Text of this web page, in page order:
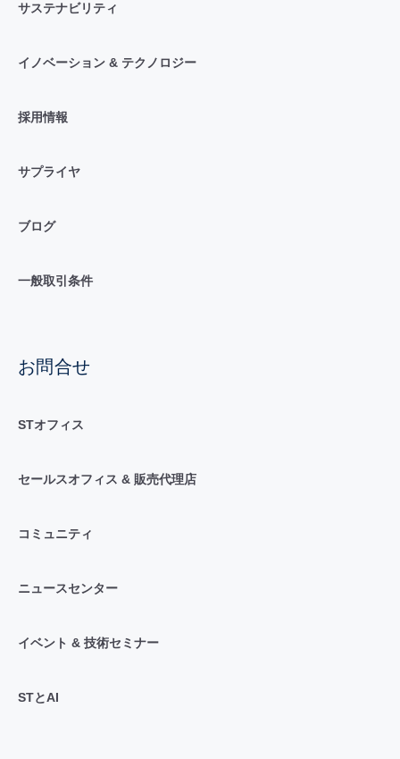
サステナビリティ
イノベーション & テクノロジー
採用情報
サプライヤ
ブログ
一般取引条件
お問合せ
STオフィス
セールスオフィス & 販売代理店
コミュニティ
ニュースセンター
イベント & 技術セミナー
STとAI